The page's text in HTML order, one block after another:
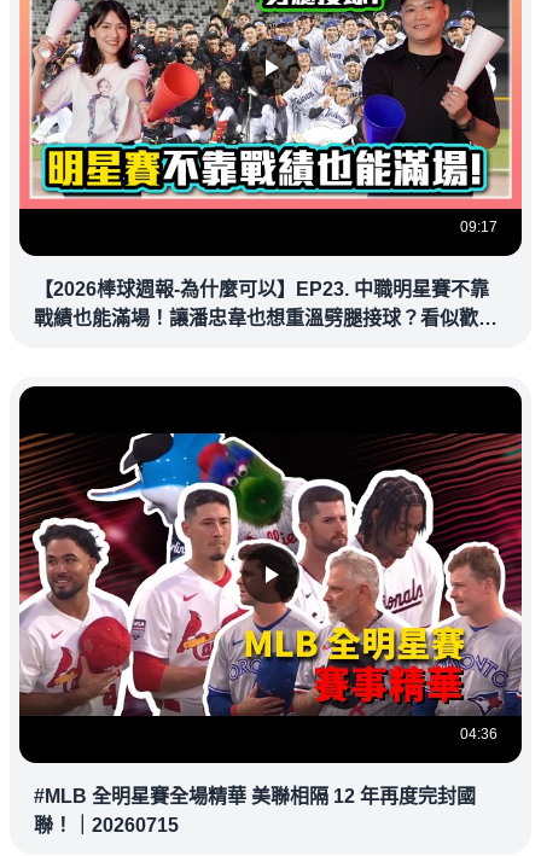
09:17
【2026棒球週報-為什麼可以】EP23. 中職明星賽不靠
戰績也能滿場！讓潘忠韋也想重溫劈腿接球？看似歡樂
04:36
#MLB 全明星賽全場精華 美聯相隔 12 年再度完封國
聯！｜20260715